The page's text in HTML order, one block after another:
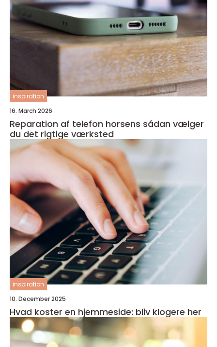
inspiration
16. March 2026
Reparation af telefon horsens sådan vælger
du det rigtige værksted
inspiration
10. December 2025
Hvad koster en hjemmeside: bliv klogere her